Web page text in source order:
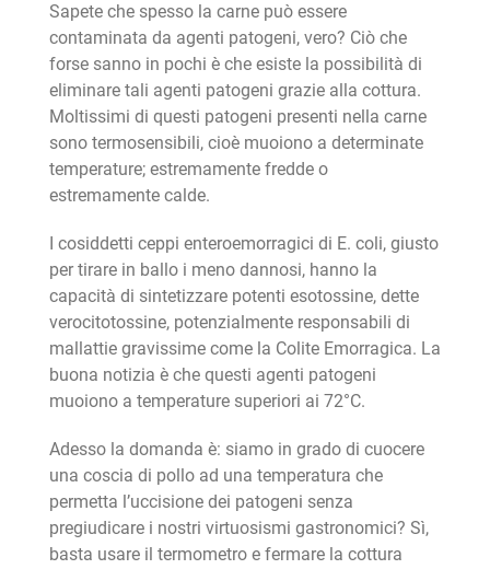
Sapete che spesso la carne può essere
contaminata da agenti patogeni, vero? Ciò che
forse sanno in pochi è che esiste la possibilità di
eliminare tali agenti patogeni grazie alla cottura.
Moltissimi di questi patogeni presenti nella carne
sono termosensibili, cioè muoiono a determinate
temperature; estremamente fredde o
estremamente calde.
I cosiddetti ceppi enteroemorragici di E. coli, giusto
per tirare in ballo i meno dannosi, hanno la
capacità di sintetizzare potenti esotossine, dette
verocitotossine, potenzialmente responsabili di
mallattie gravissime come la Colite Emorragica. La
buona notizia è che questi agenti patogeni
muoiono a temperature superiori ai 72°C.
Adesso la domanda è: siamo in grado di cuocere
una coscia di pollo ad una temperatura che
permetta l’uccisione dei patogeni senza
pregiudicare i nostri virtuosismi gastronomici? Sì,
basta usare il termometro e fermare la cottura